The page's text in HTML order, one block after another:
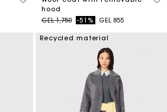
hood
Price reduced from
GEL 1,750to-51% GEL 855
Recycled material